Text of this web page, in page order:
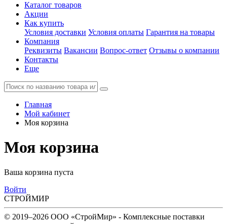
Каталог товаров
Акции
Как купить
Условия доставки Условия оплаты Гарантия на товары
Компания
Реквизиты Вакансии Вопрос-ответ Отзывы о компании
Контакты
Еще
Главная
Мой кабинет
Моя корзина
Моя корзина
Ваша корзина пуста
Войти
СТРОЙМИР
© 2019–2026 ООО «СтройМир» - Комплексные поставки